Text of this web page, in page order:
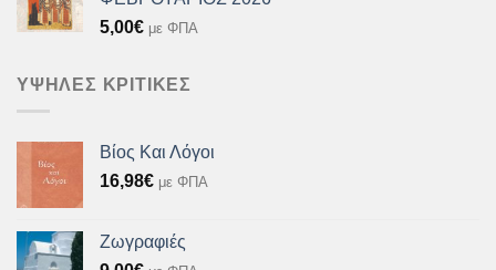
5,00€ με ΦΠΑ
ΥΨΗΛΈΣ ΚΡΙΤΙΚΈΣ
Βίος Και Λόγοι
16,98€ με ΦΠΑ
Ζωγραφιές